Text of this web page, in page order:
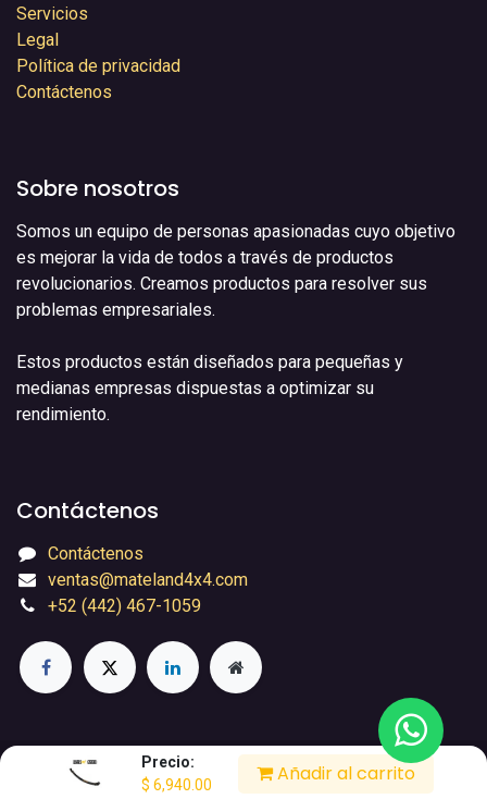
Precio:
$ 6,940.00 Añadir al carrito
Servicios
Legal
Política de privacidad
Contáctenos
Sobre nosotros
Somos un equipo de personas apasionadas cuyo objetivo
es mejorar la vida de todos a través de productos
revolucionarios. Creamos productos para resolver sus
problemas empresariales.
Estos productos están diseñados para pequeñas y
medianas empresas dispuestas a optimizar su
rendimiento.
Contáctenos
Contáctenos
ventas@mateland4x4.com
+52 (442) 467-1059
© 2026 Mateland4x4 Todos los derechos reservados.